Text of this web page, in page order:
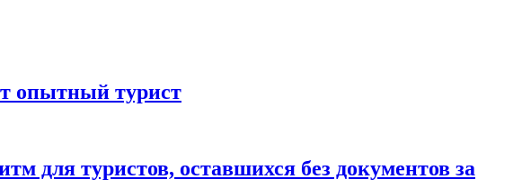
опытный турист
для туристов, оставшихся без документов за